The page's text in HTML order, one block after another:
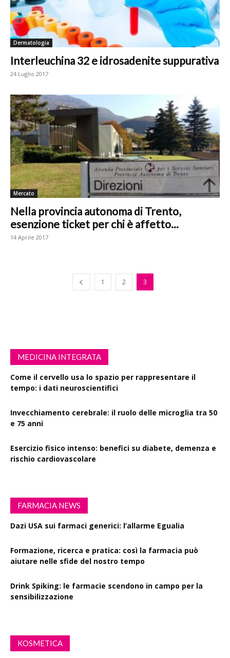
Dermatologia
Interleuchina 32 e idrosadenite suppurativa
24 Luglio 2017
Mercato
Nella provincia autonoma di Trento,
esenzione ticket per chi è affetto...
14 Aprile 2017
1 2 3
MEDICINA INTEGRATA
Come il cervello usa lo spazio per rappresentare il
tempo: i dati neuroscientifici
Invecchiamento cerebrale: il ruolo delle microglia tra 50
e 75 anni
Esercizio fisico intenso: benefici su diabete, demenza e
rischio cardiovascolare
FARMACIA NEWS
Dazi USA sui farmaci generici: l’allarme Egualia
Formazione, ricerca e pratica: così la farmacia può
aiutare nelle sfide del nostro tempo
Drink Spiking: le farmacie scendono in campo per la
sensibilizzazione
KOSMETICA